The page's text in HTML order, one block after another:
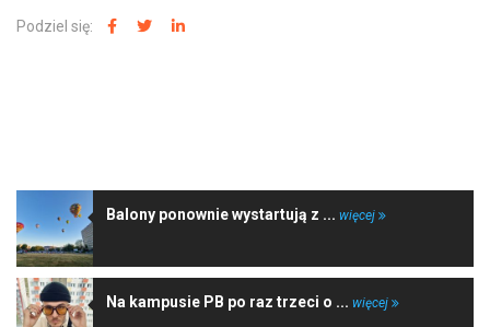
dźwiękowych
Podziel się:
Balony ponownie wystartują z ... więcej
Na kampusie PB po raz trzeci o ... więcej